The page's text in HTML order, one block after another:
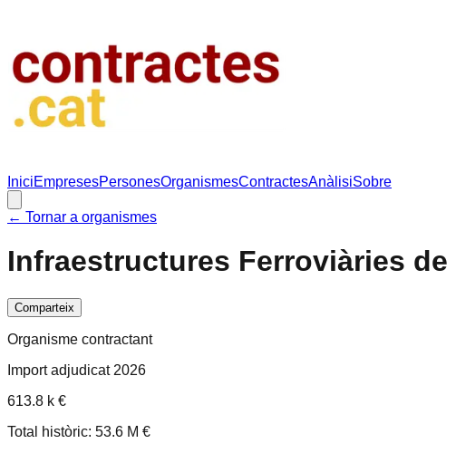
IniciEmpresesPersonesOrganismesContractesAnàlisiSobre
← Tornar a organismes
Infraestructures Ferroviàries
Comparteix
Organisme contractant
Import adjudicat 2026
613.8 k €
Total històric: 53.6 M €